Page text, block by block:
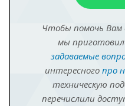
Чтобы помочь Вам
мы
задаваемые
интересного про
техническую
перечислили